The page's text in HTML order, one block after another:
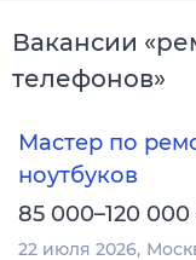
Вакансии «
телефонов»
Мастер по
ноутбуков
85 000–120 000
22 июля 2026